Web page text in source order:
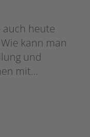
heute
kann man
und
mit…